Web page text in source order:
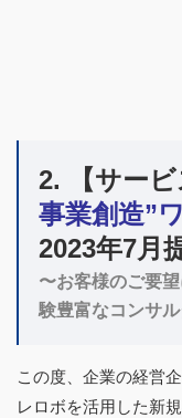
2. 【サービ
事業創造”
2023年7月
〜お客様のご要
験豊富なコンサ
この度、企業の経営
レロボを活用した新